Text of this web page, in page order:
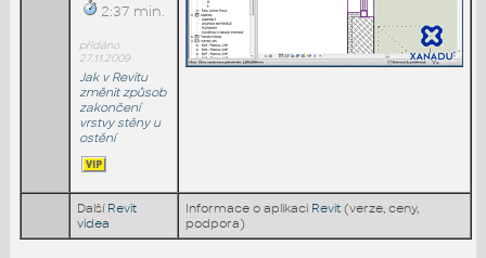
2:37 min.
přidáno
27.11.2009
Jak v Revitu
změnit způsob
zakončení
vrstvy stěny u
ostění
Další Revit
videa
Informace o aplikaci Revit(verze, ceny,
podpora)